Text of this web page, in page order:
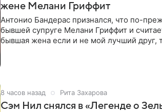
жене Мелани Гриффит
Антонио Бандерас признался, что по-
бывшей супруге Мелани Гриффит и
бывшая жена если и не мой лучший друг,
8 часов назад Рита Захарова
Сэм Нил снялся в «Легенде о